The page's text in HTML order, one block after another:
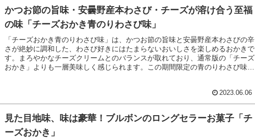
かつお節の旨味・安曇野産本わさび・チーズが溶け合う至福
の味「チーズおかき青のりわさび味」
「チーズおかき青のりわさび味」は、かつお節の旨味と安曇野産本わさびの辛
さが絶妙に調和した、わさび好きにはたまらないおいしさを楽しめるおかきで
す。まろやかなチーズクリームとのバランスが取れており、通常版の「チーズ
おかき」よりも一層美味しく感じられます。この期間限定の青のりわさび味
2023.06.06
見た目地味、味は豪華！ブルボンのロングセラーお菓子「チ
ーズおかき」